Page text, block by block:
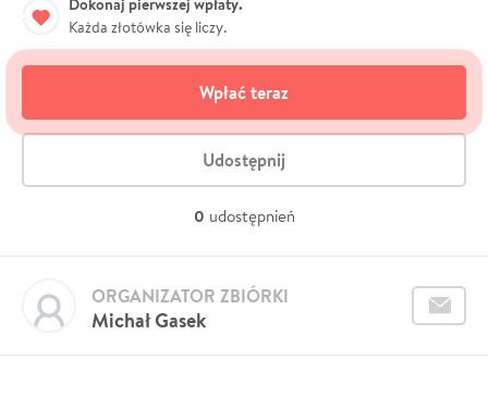
Każda złotówka się liczy.
Wpłać teraz
Udostępnij
0 udostępnień
Michał Gasek
ORGANIZATOR ZBIÓRKI